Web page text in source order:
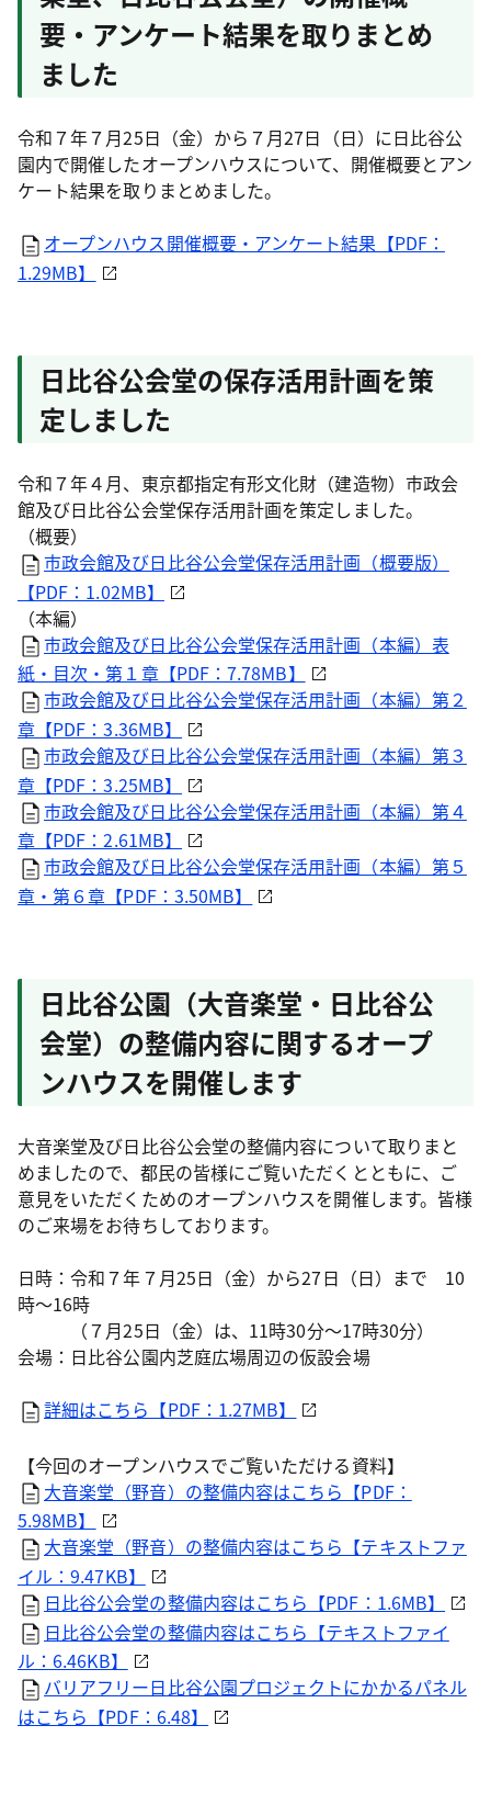
要・アンケート結果を取りまとめ
ました
令和７年７月25日（金）から７月27日（日）に日比谷公
園内で開催したオープンハウスについて、開催概要とアン
ケート結果を取りまとめました。
オープンハウス開催概要・アンケート結果【PDF：
1.29MB】
日比谷公会堂の保存活用計画を策
定しました
令和７年４月、東京都指定有形文化財（建造物）市政会
館及び日比谷公会堂保存活用計画を策定しました。
（概要）
市政会館及び日比谷公会堂保存活用計画（概要版）
【PDF：1.02MB】
（本編）
市政会館及び日比谷公会堂保存活用計画（本編）表
紙・目次・第１章【PDF：7.78MB】
市政会館及び日比谷公会堂保存活用計画（本編）第２
章【PDF：3.36MB】
市政会館及び日比谷公会堂保存活用計画（本編）第３
章【PDF：3.25MB】
市政会館及び日比谷公会堂保存活用計画（本編）第４
章【PDF：2.61MB】
市政会館及び日比谷公会堂保存活用計画（本編）第５
章・第６章【PDF：3.50MB】
日比谷公園（大音楽堂・日比谷公
会堂）の整備内容に関するオープ
ンハウスを開催します
大音楽堂及び日比谷公会堂の整備内容について取りまと
めましたので、都民の皆様にご覧いただくとともに、ご
意見をいただくためのオープンハウスを開催します。皆様
のご来場をお待ちしております。
日時：令和７年７月25日（金）から27日（日）まで 10
時～16時
（７月25日（金）は、11時30分～17時30分）
会場：日比谷公園内芝庭広場周辺の仮設会場
詳細はこちら【PDF：1.27MB】
【今回のオープンハウスでご覧いただける資料】
大音楽堂（野音）の整備内容はこちら【PDF：
5.98MB】
大音楽堂（野音）の整備内容はこちら【テキストファ
イル：9.47KB】
日比谷公会堂の整備内容はこちら【PDF：1.6MB】
日比谷公会堂の整備内容はこちら【テキストファイ
ル：6.46KB】
バリアフリー日比谷公園プロジェクトにかかるパネル
はこちら【PDF：6.48】